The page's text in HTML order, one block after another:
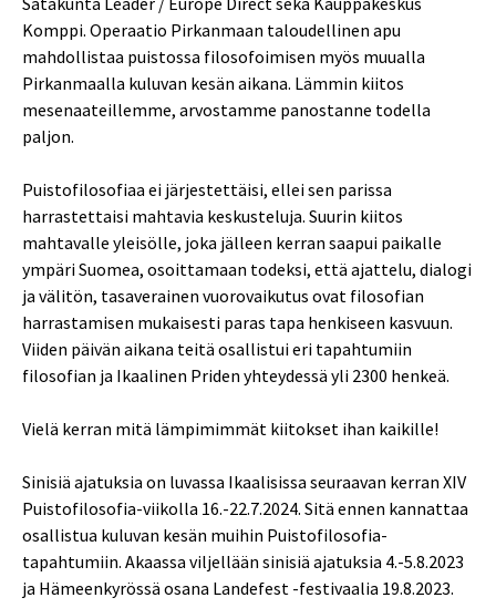
Komppi. Operaatio Pirkanmaan taloudellinen apu
mahdollistaa puistossa filosofoimisen myös muualla
Pirkanmaalla kuluvan kesän aikana. Lämmin kiitos
mesenaateillemme, arvostamme panostanne todella
paljon.
Puistofilosofiaa ei järjestettäisi, ellei sen parissa
harrastettaisi mahtavia keskusteluja. Suurin kiitos
mahtavalle yleisölle, joka jälleen kerran saapui paikalle
ympäri Suomea, osoittamaan todeksi, että ajattelu, dialogi
ja välitön, tasaverainen vuorovaikutus ovat filosofian
harrastamisen mukaisesti paras tapa henkiseen kasvuun.
Viiden päivän aikana teitä osallistui eri tapahtumiin
filosofian ja Ikaalinen Priden yhteydessä yli 2300 henkeä.
Vielä kerran mitä lämpimimmät kiitokset ihan kaikille!
Sinisiä ajatuksia on luvassa Ikaalisissa seuraavan kerran XIV
Puistofilosofia-viikolla 16.-22.7.2024. Sitä ennen kannattaa
osallistua kuluvan kesän muihin Puistofilosofia-
tapahtumiin. Akaassa viljellään sinisiä ajatuksia 4.-5.8.2023
ja Hämeenkyrössä osana Landefest -festivaalia 19.8.2023.